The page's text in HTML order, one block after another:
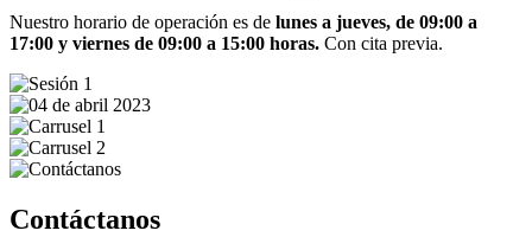
Nuestro horario de operación es de lunes a jueves, de 09:00 a
17:00 y viernes de 09:00 a 15:00 horas. Con cita previa.
Contáctanos